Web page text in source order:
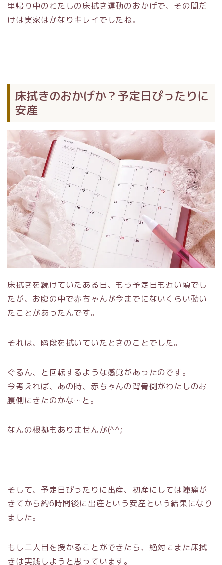
里帰り中のわたしの床拭き運動のおかげで、 その間だ
けは実家はかなりキレイでしたね。
床拭きのおかげか？予定日ぴったりに
安産
床拭きを続けていたある日、もう予定日も近い頃でし
たが、お腹の中で赤ちゃんが今までにないくらい動い
たことがあったんです。
それは、階段を拭いていたときのことでした。
ぐるん、と回転するような感覚があったのです。
今考えれば、あの時、赤ちゃんの背骨側がわたしのお
腹側にきたのかな…と。
なんの根拠もありませんが(^^;
そして、予定日ぴったりに出産、初産にしては陣痛が
きてから約6時間後に出産という安産という結果になり
ました。
もし二人目を授かることができたら、絶対にまた床拭
きは実践しようと思っています。